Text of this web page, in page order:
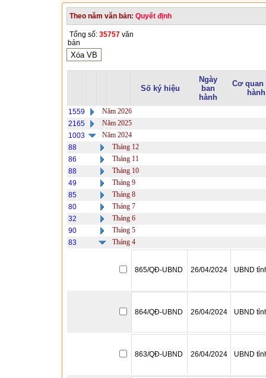
Theo năm văn bản: Quyết định
Tổng số: 35757 văn
bản
Số ký hiệu
Ngày
ban
hành
Cơ quan
hành
1559
Năm 2026
2165
Năm 2025
1003
Năm 2024
88
Tháng 12
86
Tháng 11
88
Tháng 10
49
Tháng 9
85
Tháng 8
80
Tháng 7
32
Tháng 6
90
Tháng 5
83
Tháng 4
865/QĐ-UBND 26/04/2024 UBND
864/QĐ-UBND 26/04/2024 UBND
863/QĐ-UBND 26/04/2024 UBND